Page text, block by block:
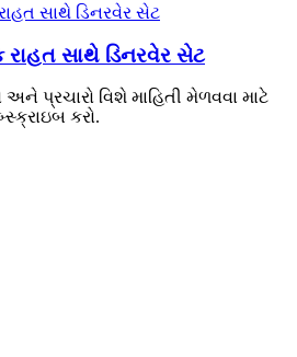
રાહત સાથે ડિનરવેર સેટ
પ્રચારો વિશે માહિતી મેળવવા માટે
કરો.